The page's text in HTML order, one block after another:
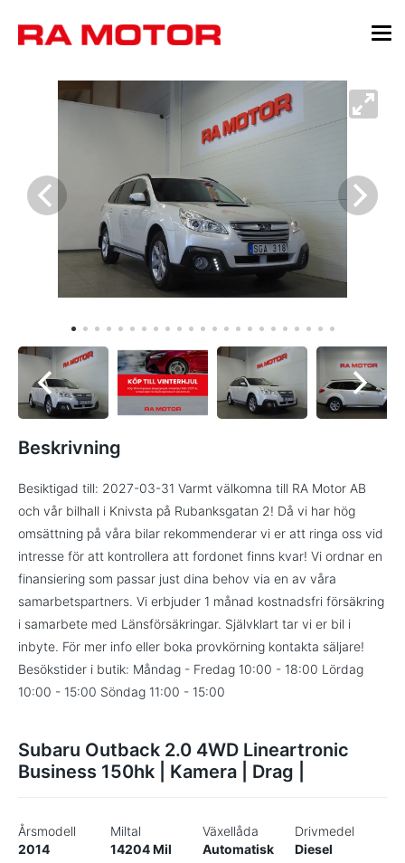
Beskrivning
Besiktigad till: 2027-03-31 Varmt välkomna till RA Motor AB
och vår bilhall i Knivsta på Rubanksgatan 2! Då vi har hög
omsättning på våra bilar rekommenderar vi er att ringa oss vid
intresse för att kontrollera att fordonet finns kvar! Vi ordnar en
finansiering som passar just dina behov via en av våra
samarbetspartners. Vi erbjuder 1 månad kostnadsfri försäkring
i samarbete med Länsförsäkringar. Självklart tar vi er bil i
inbyte. För mer info eller boka provkörning kontakta säljare!
Besökstider i butik: Måndag - Fredag 10:00 - 18:00 Lördag
10:00 - 15:00 Söndag 11:00 - 15:00
Subaru Outback 2.0 4WD Lineartronic
Business 150hk | Kamera | Drag |
Årsmodell
2014
Miltal
14204 Mil
Växellåda
Automatisk
Drivmedel
Diesel